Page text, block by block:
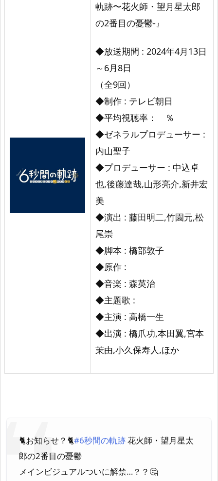
軌跡〜花火師・望月星太郎
の2番目の憂鬱-』
◆放送期間 : 2024年4月13日
～6月8日
（全9回）
◆制作 : テレビ朝日
◆平均視聴率： ％
◆ゼネラルプロデューサー :
内山聖子
◆プロデューサー : 中込卓
也,後藤達哉,山形亮介,新井宏
美
◆演出 : 藤田明二,竹園元,松
尾崇
◆脚本 : 橋部敦子
◆原作 :
◆音楽 : 森英治
◆主題歌 :
◆主演 : 高橋一生
◆出演 : 橋爪功,本田翼,宮本
茉由,小久保寿人,ほか
🐈お知らせ？🐈#6秒間の軌跡花火師・望月星太
郎の2番目の憂鬱
メインビジュアルついに解禁…？？🤔